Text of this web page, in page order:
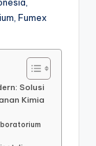
Fumex
Solusi
Kimia